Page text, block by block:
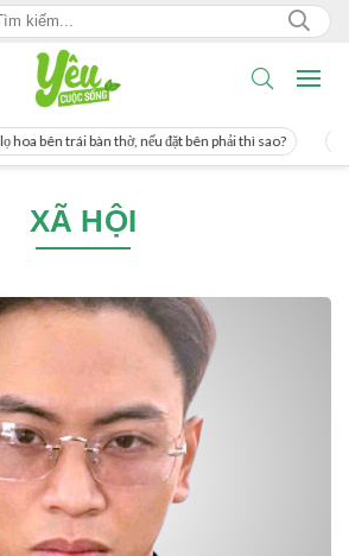
trái bàn thờ, nếu đặt bên phải thì sao?
XÃ HỘI